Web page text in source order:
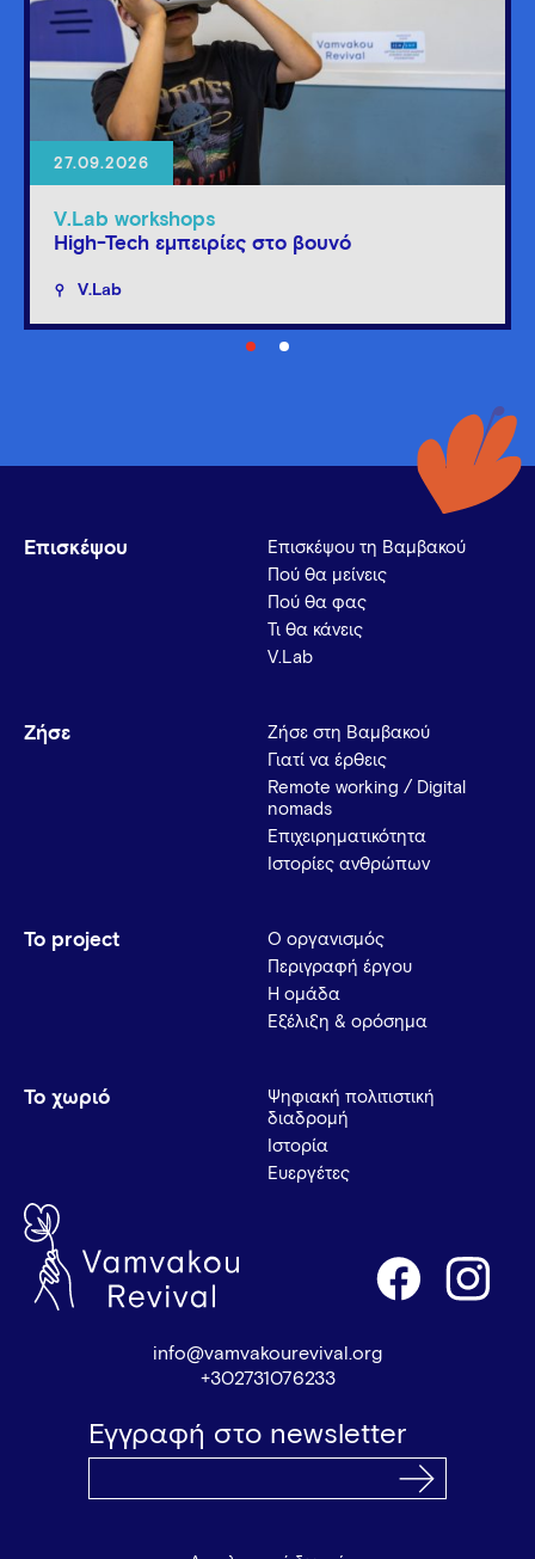
27.09.2026
V.Lab workshops
High-Tech εμπειρίες στο βουνό
V.Lab
Επισκέψου
Επισκέψου τη Βαμβακού
Πού θα μείνεις
Πού θα φας
Τι θα κάνεις
V.Lab
Ζήσε
Ζήσε στη Βαμβακού
Γιατί να έρθεις
Remote working / Digital
nomads
Επιχειρηματικότητα
Ιστορίες ανθρώπων
Το project
Ο οργανισμός
Περιγραφή έργου
Η ομάδα
Εξέλιξη & ορόσημα
Το χωριό
Ψηφιακή πολιτιστική
διαδρομή
Ιστορία
Ευεργέτες
info@vamvakourevival.org
+302731076233
Εγγραφή στο newsletter